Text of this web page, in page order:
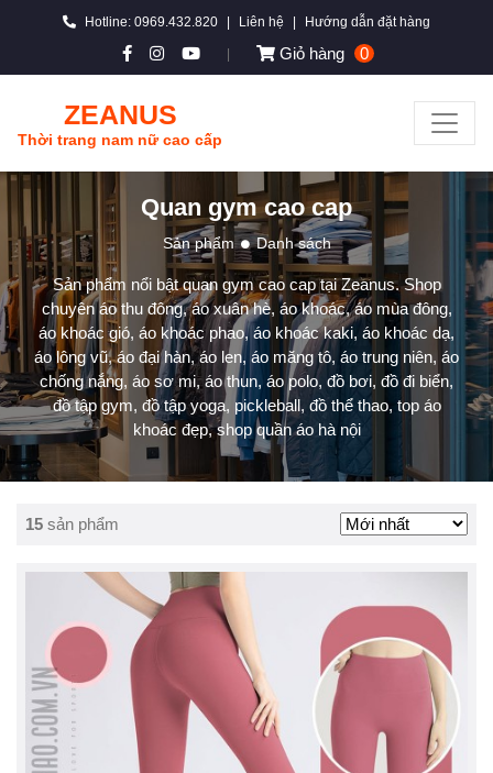
Hotline: 0969.432.820 Liên hệ Hướng dẫn đặt hàng
Giỏ hàng 0
ZEANUS
Thời trang nam nữ cao cấp
Quan gym cao cap
Sản phẩm Danh sách
Sản phẩm nổi bật quan gym cao cap tại Zeanus. Shop
chuyên áo thu đông, áo xuân hè, áo khoác, áo mùa đông,
áo khoác gió, áo khoác phao, áo khoác kaki, áo khoác dạ,
áo lông vũ, áo đại hàn, áo len, áo măng tô, áo trung niên, áo
chống nắng, áo sơ mi, áo thun, áo polo, đồ bơi, đồ đi biển,
đồ tập gym, đồ tập yoga, pickleball, đồ thể thao, top áo
khoác đẹp, shop quần áo hà nội
15 sản phẩm